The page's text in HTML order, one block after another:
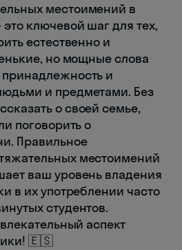
местоимений в
ключевой шаг для тех,
естественно и
но мощные слова
и
и предметами. Без
о своей семье,
поговорить о
Правильное
местоимений
ваш уровень владения
в их употреблении часто
студентов.
аспект
🇪🇸